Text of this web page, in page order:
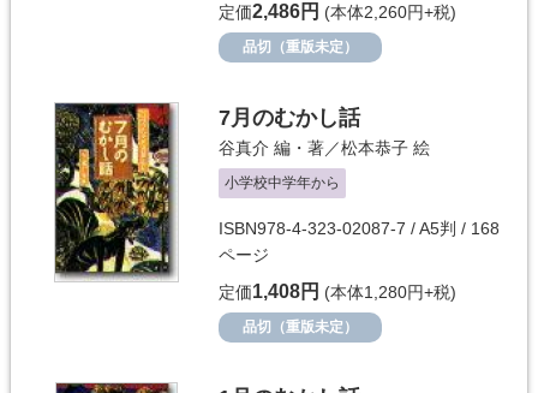
定価2,486円 (本体2,260円+税)
品切（重版未定）
7月のむかし話
谷真介 編・著／松本恭子 絵
小学校中学年から
ISBN978-4-323-02087-7 / A5判 / 168
ページ
定価1,408円 (本体1,280円+税)
品切（重版未定）